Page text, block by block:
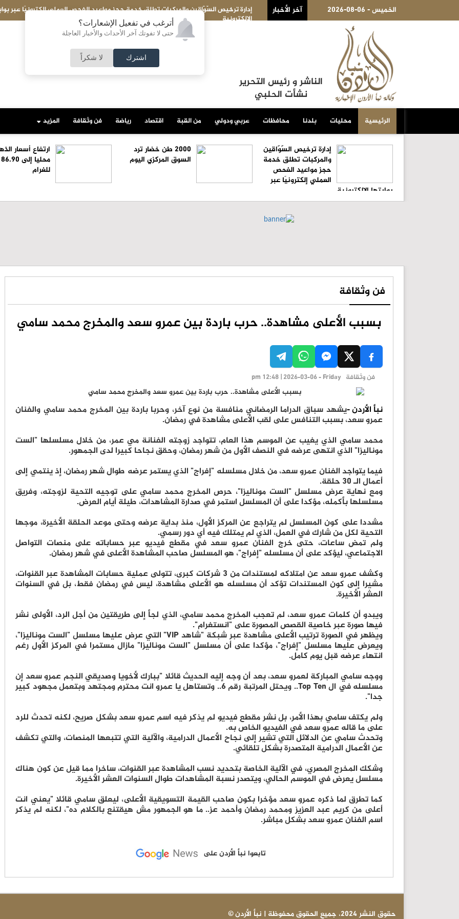
أترغب في تفعيل الإشعارات؟
حتى لا تفوتك آخر الأحداث والأخبار العاجلة
اشترك لا شكراً
2026-08-06 - الخميس آخر الأخبار
إدارة ترخيص السّوّاقين والمركبات تطلق خدمة حجز مواعيد الفحص العملي إلكترونيًا عبر بوابتها
الإلكترونية
2000 طن خضار ترد السوق المركزي اليوم
الناشر و رئيس التحرير
نشأت الحلبي
الرئيسية محليات بلدنا محافظات عربي ودولي من القبة اقتصاد رياضة فن وثقافة المزيد
إدارة ترخيص السّوّاقين
والمركبات تطلق خدمة
حجز مواعيد الفحص
العملي إلكترونيًا عبر
بوابتها الإلكترونية
2000 طن خضار ترد
السوق المركزي اليوم
ارتفاع أسعار
للغرام
فن وثقافة
بسبب الأعلى مشاهدة.. حرب باردة بين عمرو سعد والمخرج محمد سامي
فن وثقافة pm 12:48 | 2026-03-06 - Friday
نبأ الأردن -يشهد سباق الدراما الرمضاني منافسة من نوع آخر، وحربا باردة بين المخرج محمد سامي والفنان
عمرو سعد، بسبب التنافس على لقب الأعلى مشاهدة في رمضان.
محمد سامي الذي يغيب عن الموسم هذا العام، تتواجد زوجته الفنانة مي عمر، من خلال مسلسلها "الست
موناليزا" الذي انتهى عرضه في النصف الأول من شهر رمضان، وحقق نجاحا كبيرا لدى الجمهور.
فيما يتواجد الفنان عمرو سعد، من خلال مسلسله "إفراج" الذي يستمر عرضه طوال شهر رمضان، إذ ينتمي إلى
أعمال الـ 30 حلقة.
ومع نهاية عرض مسلسل "الست موناليزا"، حرص المخرج محمد سامي على توجيه التحية لزوجته، وفريق
مسلسلها بأكمله، مؤكدا على أن المسلسل استمر في صدارة المشاهدات، طيلة أيام العرض.
مشددا على كون المسلسل لم يتراجع عن المركز الأول، منذ بداية عرضه وحتى موعد الحلقة الأخيرة، موجها
التحية لكل من شارك في العمل، الذي لم يمتلك فيه أي دور رسمي.
ولم تمض ساعات، حتى خرج الفنان عمرو سعد في مقطع فيديو عبر حساباته على منصات التواصل
الاجتماعي، ليؤكد على أن مسلسله "إفراج"، هو المسلسل صاحب المشاهدة الأعلى في شهر رمضان.
وكشف عمرو سعد عن امتلاكه لمستندات من 3 شركات كبرى، تتولى عملية حسابات المشاهدة عبر القنوات،
مشيرا إلى كون المستندات تؤكد أن مسلسله هو الأعلى مشاهدة، ليس في رمضان فقط، بل في السنوات
العشر الأخيرة.
ويبدو أن كلمات عمرو سعد، لم تعجب المخرج محمد سامي، الذي لجأ إلى طريقتين من أجل الرد، الأولى نشر
فيها صورة عبر خاصية القصص المصورة على "انستغرام".
ويظهر في الصورة ترتيب الأعلى مشاهدة عبر شبكة "شاهد VIP" التي عرض عليها مسلسل "الست موناليزا"،
ويعرض عليها مسلسل "إفراج"، مؤكدا على أن مسلسل "الست موناليزا" مازال مستمرا في المركز الأول رغم
انتهاء عرضه قبل يوم كامل.
ووجه سامي المباركة لعمرو سعد، بعد أن وجه إليه الحديث قائلا "ببارك لأخويا وصديقي النجم عمرو سعد إن
مسلسله في ال Top Ten.. ويحتل المرتبة رقم 6.. وتستاهل يا عمرو انت محترم ومجتهد وبتعمل مجهود كبير
جدا".
ولم يكتف سامي بهذا الأمر، بل نشر مقطع فيديو لم يذكر فيه اسم عمرو سعد بشكل صريح، لكنه تحدث للرد
على ما قاله عمرو سعد في الفيديو الخاص به.
وتحدث سامي عن الدلائل التي تشير إلى نجاح الأعمال الدرامية، والآلية التي تتبعها المنصات، والتي تكشف
عن الأعمال الدرامية المتصدرة بشكل تلقائي.
وشكك المخرج المصري، في الآلية الخاصة بتحديد نسب المشاهدة عبر القنوات، ساخرا مما قيل عن كون هناك
مسلسل يعرض في الموسم الحالي، ويتصدر نسبة المشاهدات طوال السنوات العشر الأخيرة.
كما تطرق لما ذكره عمرو سعد مؤخرا بكون صاحب القيمة التسويقية الأعلى، ليعلق سامي قائلا "يعني انت
أعلى من كريم عبد العزيز ومحمد رمضان وأحمد عز.. ما هو الجمهور مش هيقتنع بالكلام ده"، لكنه لم يذكر
اسم الفنان عمرو سعد بشكل مباشر.
تابعوا نبأ الأردن على
© حقوق النشر 2024، جميع الحقوق محفوظة | نبأ الأردن